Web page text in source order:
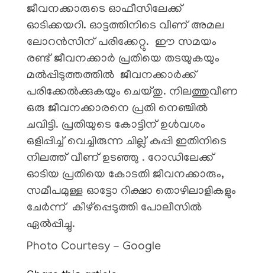
ജീവനക്കാരുടെ ഓഫീസിലേക്ക്
ഓടിക്കയറി. ഓട്ടത്തിനിടെ വീണ് അമല
ലോറൻസിന് പരിക്കേറ്റു. ഈ സമയം
രണ്ട് ജീവനക്കാർ പ്രതിയെ തടയുകയും
മൽപ്പിടുത്തത്തിൽ ജീവനക്കാർക്ക്
പരിക്കേൽക്കുകയും ചെയ്തു. നിലത്തുവീണ
ഒരു ജീവനക്കാരനെ പ്രതി നെഞ്ചിൽ
ചവിട്ടി. പ്രതിയുടെ കോട്ടിന് ഉൾവശം
ഒളിപ്പിച്ച് വെച്ചിരുന്ന ചില്ല് കുപ്പി ഇതിനിടെ
നിലത്ത് വീണ് ഉടഞ്ഞു . റോഡിലേക്ക്
ഓടിയ പ്രതിയെ കോടതി ജീവനക്കാരും,
സമീപമുള്ള ഓട്ടോ റിക്ഷാ തൊഴിലാളികളും
ചേർന്ന് കീഴ്പ്പെടുത്തി പോലീസിൽ
ഏൽപ്പിച്ചു.
Photo Courtesy - Google